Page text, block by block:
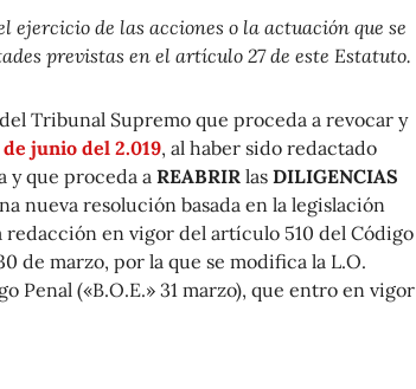
ejercicio de las acciones o la actuación que se
previstas en el artículo 27 de este Estatuto.
Tribunal Supremo que proceda a revocar y
junio del 2.019, al haber sido redactado
y que proceda a REABRIR las DILIGENCIAS
nueva resolución basada en la legislación
redacción en vigor del artículo 510 del Código
de marzo, por la que se modifica la L.O.
Penal («B.O.E.» 31 marzo), que entro en vigor